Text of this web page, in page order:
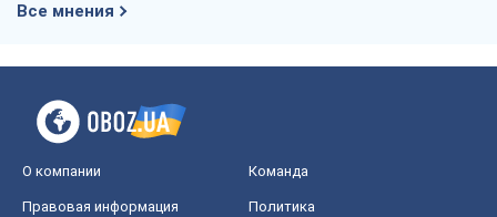
Все мнения
О компании Команда
Правовая информация
Политика